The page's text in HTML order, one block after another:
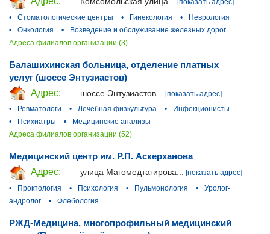
[показать адрес]
•
Стоматологические центры • Гинекология •
Неврология
•
Онкология •
Возведение и обслуживание железных дорог
Адреса филиалов организации (3)
Балашихинская больница, отделение платных
услуг (шоссе Энтузиастов)
Адрес:
шоссе Энтузиастов...
[показать адрес]
•
Ревматологи • Лечебная физкультура •
Инфекционисты
•
Психиатры •
Медицинские анализы
Адреса филиалов организации (52)
Медицинский центр им. Р.П. Аскерханова
Адрес:
улица Магомедтагирова... [показать адрес]
•
Проктология • Психология • Пульмонология •
Уролог-
андролог
• Флебология
РЖД-Медицина, многопрофильный медицинский